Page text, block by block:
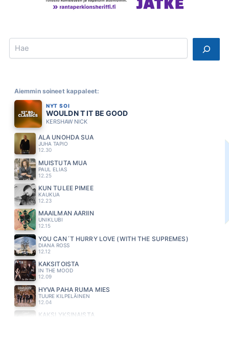
Search
Aiemmin soineet kappaleet:
NYT SOI
WOULDN T IT BE GOOD
KERSHAW NICK
ÄLÄ UNOHDA SUA
JUHA TAPIO
12.30
MUISTUTA MUA
PAUL ELIAS
12.25
KUN TULEE PIMEE
KAUKUA
12.23
MAAILMAN ÄÄRIIN
UNIKLUBI
12.15
YOU CAN´T HURRY LOVE (WITH THE SUPREMES)
DIANA ROSS
12.12
KAKSITOISTA
IN THE MOOD
12.09
HYVA PAHA RUMA MIES
TUURE KILPELÄINEN
12.04
KAKSI YKSINÄISTÄ